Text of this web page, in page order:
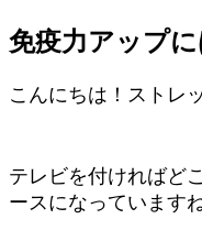
免疫力アップ
こんにちは！ストレ
テレビを付ければど
ースになっています